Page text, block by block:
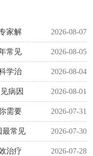
家解 2026-08-07
常见 2026-08-05
学治 2026-08-04
病因 2026-08-01
需要 2026-07-31
最常见 2026-07-30
治疗 2026-07-28